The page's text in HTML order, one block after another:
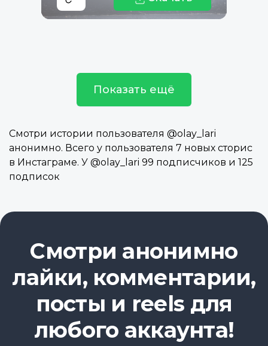
Показать ещё
Смотри истории пользователя @olay_lari
анонимно. Всего у пользователя 7 новых сторис
в Инстаграме. У @olay_lari 99 подписчиков и 125
подписок
Смотри анонимно
лайки, комментарии,
посты и reels для
любого аккаунта!